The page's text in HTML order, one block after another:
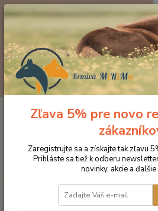
Kozmetika pre kone
NAF Pro Feet
NAF Pro Feet Hoof
prírodná masť na
Zľava 5% pre novo
Zaregistrujte sa a získajte tak zľavu
Prihláste sa tiež k odberu
novinky, akcie a